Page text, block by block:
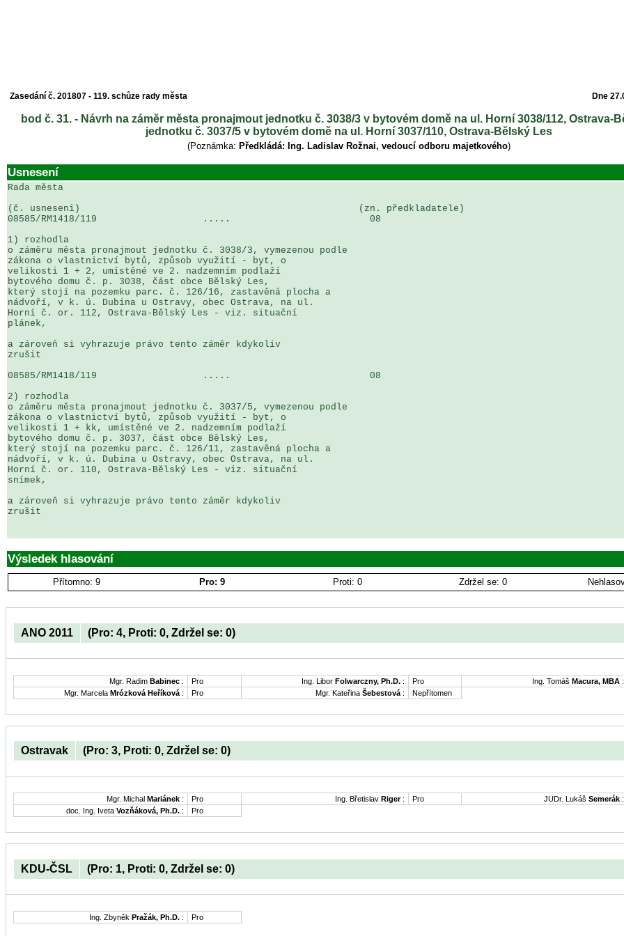
Zasedání č. 201807 - 119. schůze rady města Dne
bod č. 31. - Návrh na záměr města pronajmout jednotku č. 3038/3 v bytovém domě na ul. Horní 3038/112, Ostrava-
jednotku č. 3037/5 v bytovém domě na ul. Horní 3037/110, Ostrava-Bělský Les
(Poznámka: Předkládá: Ing. Ladislav Rožnai, vedoucí odboru majetkového)
Usnesení
Rada města
(č. usneseni)                                                  (zn. předkladatele)
08585/RM1418/119                   .....                         08
1) rozhodla
o záměru města pronajmout jednotku č. 3038/3, vymezenou podle
zákona o vlastnictví bytů, způsob využití - byt, o
velikosti 1 + 2, umístěné ve 2. nadzemním podlaží
bytového domu č. p. 3038, část obce Bělský Les,
který stojí na pozemku parc. č. 126/16, zastavěná plocha a
nádvoří, v k. ú. Dubina u Ostravy, obec Ostrava, na ul.
Horní č. or. 112, Ostrava-Bělský Les - viz. situační
plánek,
a zároveň si vyhrazuje právo tento záměr kdykoliv
zrušit
08585/RM1418/119                   .....                         08
2) rozhodla
o záměru města pronajmout jednotku č. 3037/5, vymezenou podle
zákona o vlastnictví bytů, způsob využití - byt, o
velikosti 1 + kk, umístěné ve 2. nadzemním podlaží
bytového domu č. p. 3037, část obce Bělský Les,
který stojí na pozemku parc. č. 126/11, zastavěná plocha a
nádvoří, v k. ú. Dubina u Ostravy, obec Ostrava, na ul.
Horní č. or. 110, Ostrava-Bělský Les - viz. situační
snímek,
a zároveň si vyhrazuje právo tento záměr kdykoliv
zrušit
Výsledek hlasování
Přítomno: 9 Pro: 9 Proti: 0 Zdržel se: 0
ANO 2011 (Pro: 4, Proti: 0, Zdržel se: 0)
Mgr. Radim Babinec : Pro Ing. Libor Folwarczny, Ph.D. : Pro Ing. Tomáš Macura, MBA :
Mgr. Marcela Mrózková Heříková : Pro Mgr. Kateřina Šebestová : Nepřítomen
Ostravak (Pro: 3, Proti: 0, Zdržel se: 0)
Mgr. Michal Mariánek : Pro Ing. Břetislav Riger: Pro JUDr. Lukáš Semerák :
doc. Ing. Iveta Vozňáková, Ph.D. : Pro
KDU-ČSL (Pro: 1, Proti: 0, Zdržel se: 0)
Ing. Zbyněk Pražák, Ph.D. : Pro